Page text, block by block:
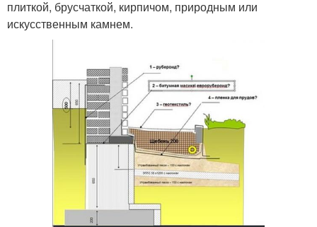
плиткой, брусчаткой, кирпичом, природным или
искусственным камнем.